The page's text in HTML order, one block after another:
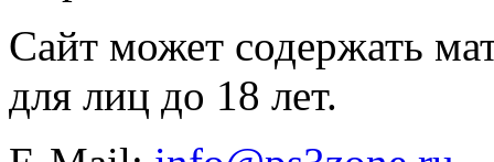
Сайт может содержать
для лиц до 18 лет.